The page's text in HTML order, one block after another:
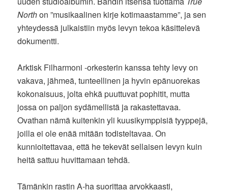
Northon ”musikaalinen kirje kotimaastamme”, ja sen
yhteydessä julkaistiin myös levyn tekoa käsittelevä
dokumentti.
Arktisk Filharmoni -orkesterin kanssa tehty levy on
vakava, jähmeä, tunteellinen ja hyvin epänuorekas
kokonaisuus, jolta ehkä puuttuvat pophitit, mutta
jossa on paljon sydämellistä ja rakastettavaa.
Ovathan nämä kuitenkin yli kuusikymppisiä tyyppejä,
joilla ei ole enää mitään todisteltavaa. On
kunnioitettavaa, että he tekevät sellaisen levyn kuin
heitä sattuu huvittamaan tehdä.
Tämänkin rastin A-ha suorittaa arvokkaasti,